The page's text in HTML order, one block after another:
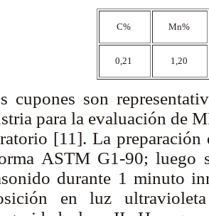
C% Mn%
0,21 1,20
cupones son
para la evaluación de
[11]. La preparación
ASTM G1-90; luego
durante 1 minuto
en luz